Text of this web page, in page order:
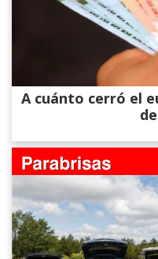
A cuánto cerró el